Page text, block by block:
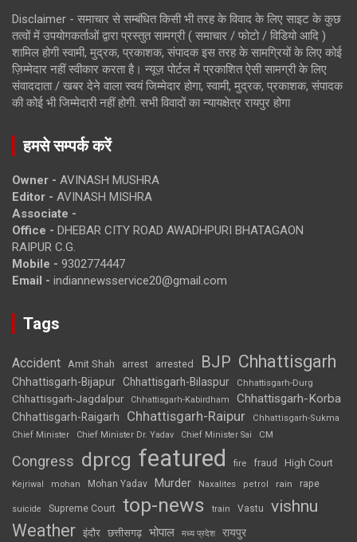
Disclaimer - समाचार से सम्बंधित किसी भी तरह के विवाद के लिए साइट के कुछ
तत्वों में उपयोगकर्ताओं द्वारा प्रस्तुत सामग्री ( समाचार / फोटो / विडियो आदि )
शामिल होगी स्वामी, मुद्रक, प्रकाशक, संपादक इस तरह के सामग्रियों के लिए कोई
ज़िम्मेदार नहीं स्वीकार करता है। न्यूज़ पोर्टल में प्रकाशित ऐसी सामग्री के लिए
संवाददाता / खबर देने वाला स्वयं जिम्मेदार होगा, स्वामी, मुद्रक, प्रकाशक, संपादक
की कोई भी जिम्मेदारी नहीं होगी. सभी विवादों का न्यायक्षेत्र रायपुर होगा
हमसे सम्पर्क करें
Owner - AVINASH MUSHRA
Editor - AVINASH MISHRA
Associate -
Office - DHEBAR CITY ROAD AWADHPURI BHATAGAON
RAIPUR C.G.
Mobile - 9302774447
Email - indiannewsservice20@gmail.com
Tags
Accident Amit Shah arrest arrested BJP Chhattisgarh
Chhattisgarh-Bijapur Chhattisgarh-Bilaspur Chhattisgarh-Durg
Chhattisgarh-Jagdalpur Chhattisgarh-Kabirdham Chhattisgarh-Korba
Chhattisgarh-Raigarh Chhattisgarh-Raipur
Chhattisgarh-Sukma
Chief Minister
Chief Minister Dr. Yadav Chief Minister Sai CM
Congress dprcg featured fire fraud High Court
Kejriwal mohan Mohan Yadav Murder Naxalites petrol rain rape
suicide Supreme Court top-news train Vastu vishnu
Weather इंदौर छत्तीसगढ़ भोपाल मध्य प्रदेश रायपुर